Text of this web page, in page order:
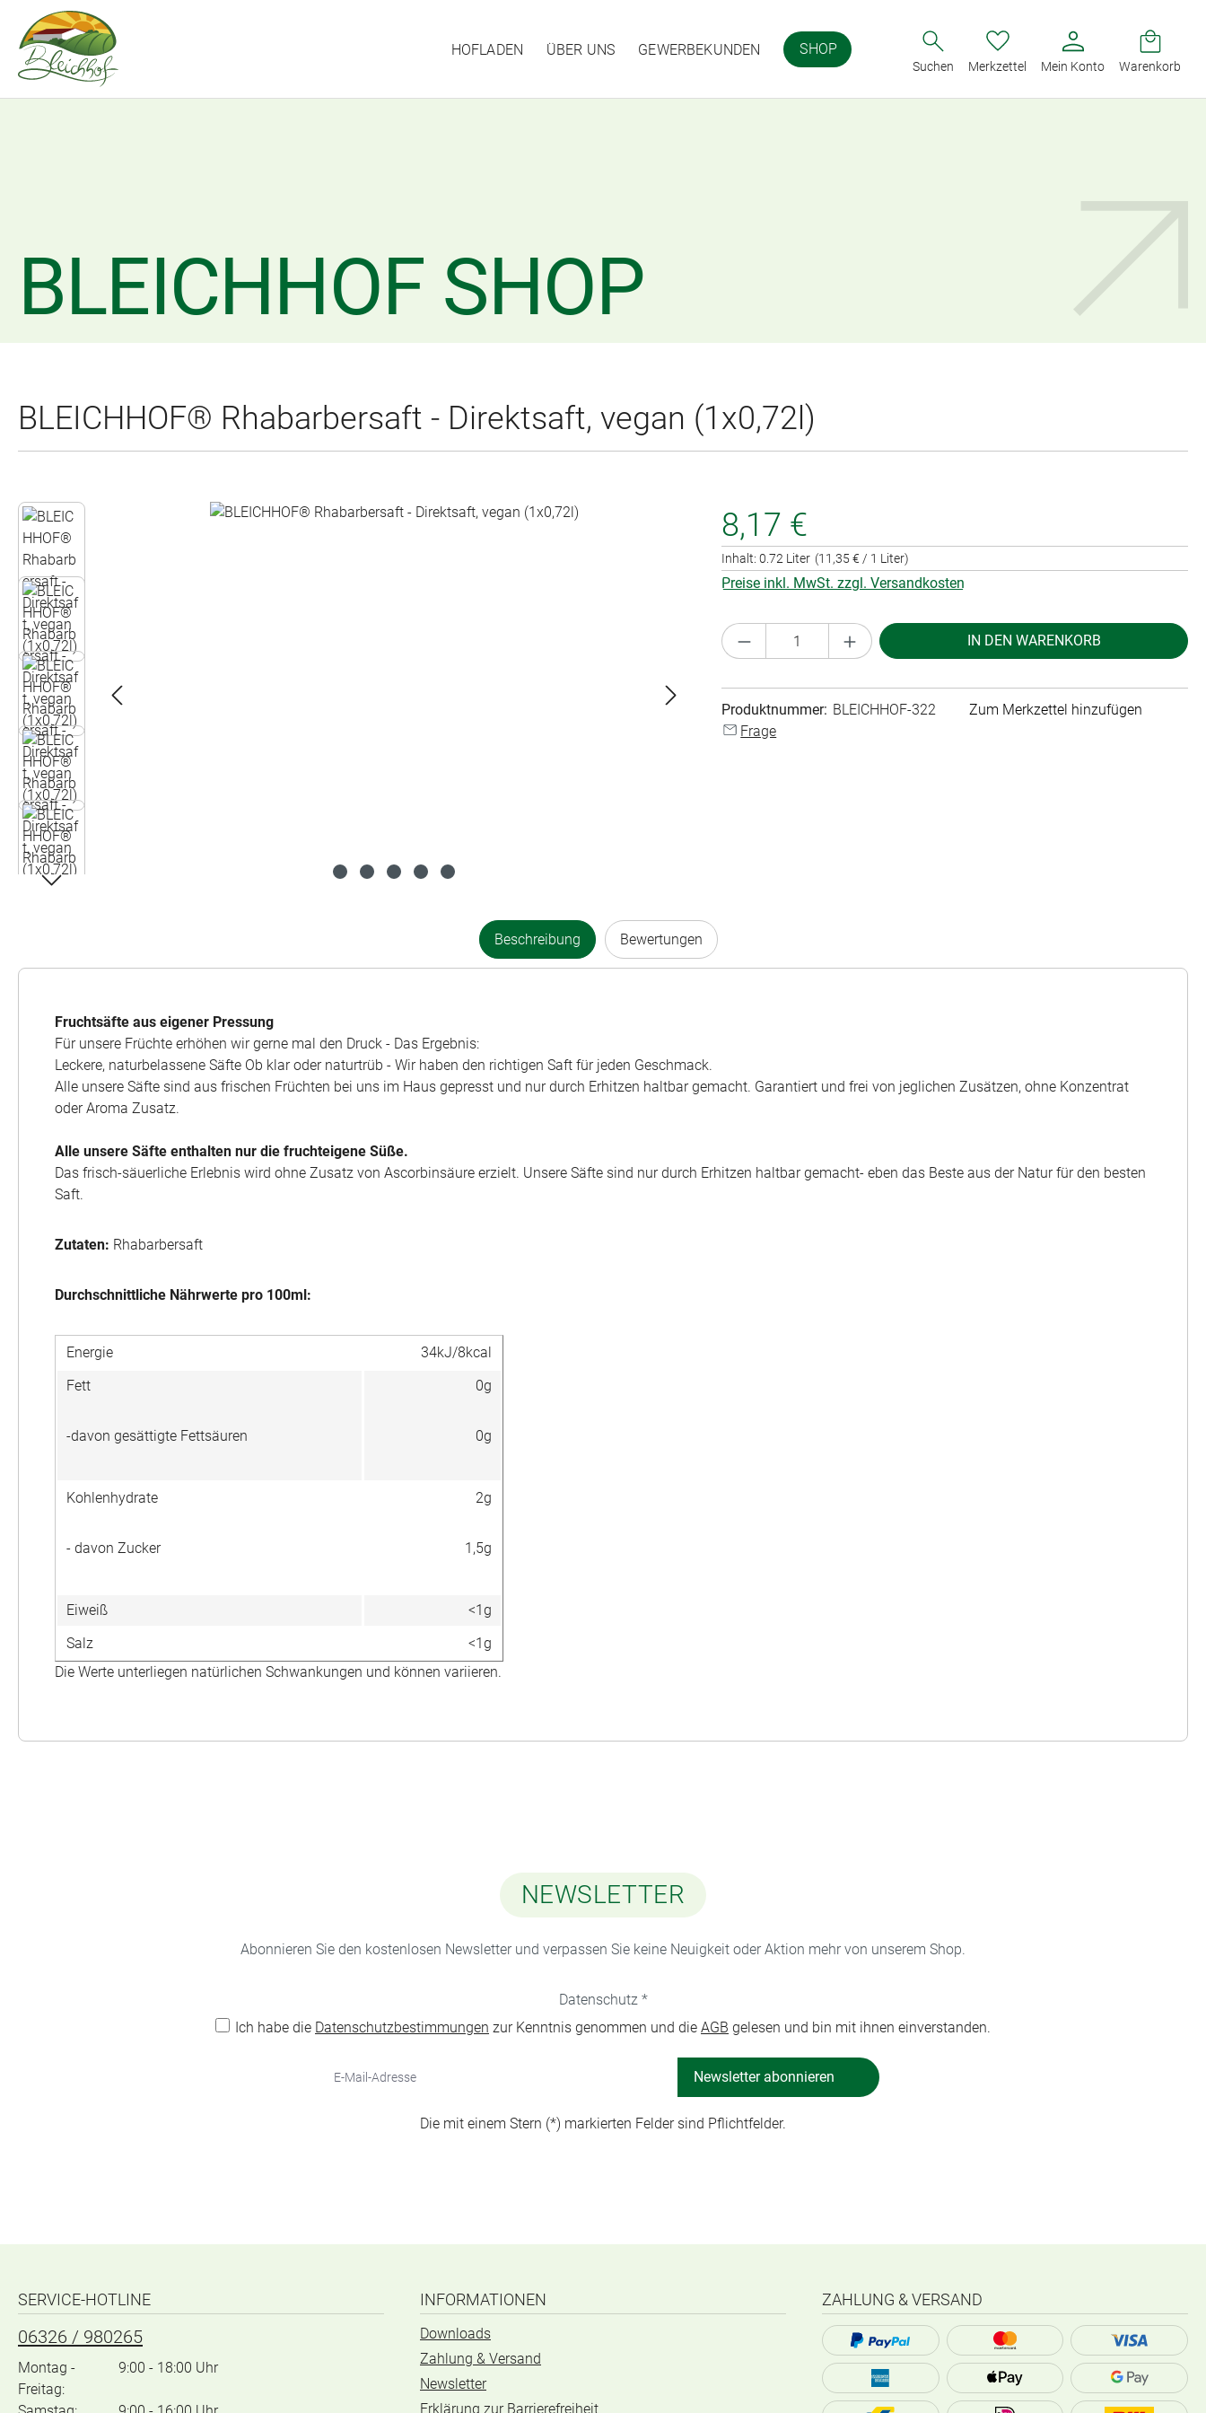
HOFLADEN ÜBER UNS GEWERBEKUNDEN SHOP
Suchen Merkzettel Mein Konto Warenkorb
BLEICHHOF SHOP
BLEICHHOF® Rhabarbersaft - Direktsaft, vegan (1x0,72l)
Bildergalerie überspringen 8,17 €
Inhalt: 0.72 Liter (11,35 € / 1 Liter)
Preise inkl. MwSt. zzgl. Versandkosten
Produkt Anzahl: Gib den gewünschten Wert ein
IN DEN WARENKORB
Produktnummer: BLEICHHOF-322
Zum Merkzettel hinzufügen
Frage
Beschreibung Bewertungen
Fruchtsäfte aus eigener Pressung
Für unsere Früchte erhöhen wir gerne mal den Druck - Das Ergebnis:
Leckere, naturbelassene Säfte Ob klar oder naturtrüb - Wir haben den richtigen Saft für jeden Geschmack.
Alle unsere Säfte sind aus frischen Früchten bei uns im Haus gepresst und nur durch Erhitzen haltbar gemacht. Garantiert und frei von jeglichen Zusätzen, ohne Konzentrat
oder Aroma Zusatz.
Alle unsere Säfte enthalten nur die fruchteigene Süße.
Das frisch-säuerliche Erlebnis wird ohne Zusatz von Ascorbinsäure erzielt. Unsere Säfte sind nur durch Erhitzen haltbar gemacht- eben das Beste aus der Natur für den besten
Saft.
Zutaten: Rhabarbersaft
Durchschnittliche Nährwerte pro 100ml:
Energie
34kJ/8kcal
Fett
-davon gesättigte Fettsäuren
0g
0g
Kohlenhydrate
- davon Zucker
2g
1,5g
Eiweiß
<1g
Salz
<1g
Die Werte unterliegen natürlichen Schwankungen und können variieren.
NEWSLETTER
Abonnieren Sie den kostenlosen Newsletter und verpassen Sie keine Neuigkeit oder Aktion mehr von unserem Shop.
Datenschutz *
Ich habe die Datenschutzbestimmungen zur Kenntnis genommen und die AGB gelesen und bin mit ihnen einverstanden.
Newsletter abonnieren
Die mit einem Stern (*) markierten Felder sind Pflichtfelder.
SERVICE-HOTLINE
06326 / 980265
Montag -
Freitag:
9:00 - 18:00 Uhr
INFORMATIONEN
Downloads
Zahlung & Versand
Newsletter
Erklärung zur Barrierefreiheit
ZAHLUNG & VERSAND